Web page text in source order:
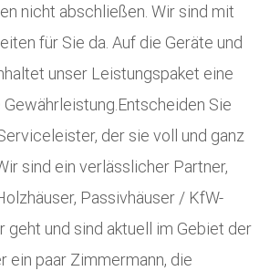
nicht abschließen. Wir sind mit
für Sie da. Auf die Geräte und
unser Leistungspaket eine
Sie
der sie voll und ganz
sind ein verlässlicher Partner,
Passivhäuser / KfW-
geht und sind aktuell im Gebiet der
ein paar Zimmermann, die